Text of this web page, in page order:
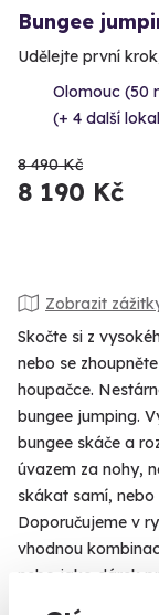
Bungee
Udělejte první
Olomouc (50
(+ 4 další
8 490 Kč
8 190 Kč
Zobrazit
Skočte si z
nebo se
houpačce.
bungee jumping.
bungee skáče a
úvazem za nohy,
skákat samí, nebo
Doporučujeme v
vhodnou
nebo jako dárek